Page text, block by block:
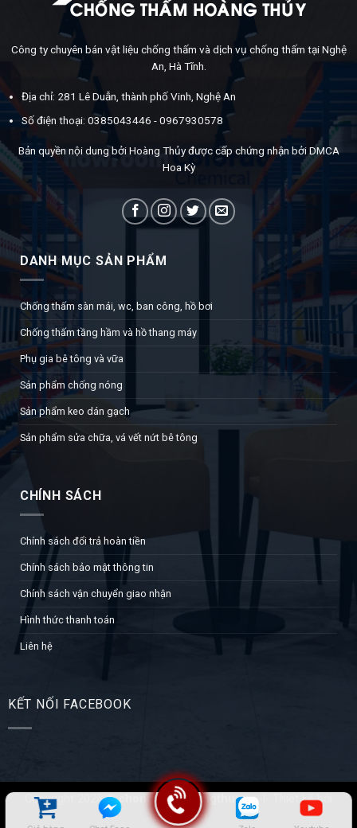
Công ty chuyên bán vật liệu chống thấm và dịch vụ chống thấm tại Nghệ
An, Hà Tĩnh.
Địa chỉ: 281 Lê Duẫn, thành phố Vinh, Nghệ An
Số điện thoại: 0385043446 - 0967930578
Bản quyền nội dung bởi Hoàng Thủy được cấp chứng nhận bởi DMCA
Hoa Kỳ
DANH MỤC SẢN PHẨM
Chống thấm sàn mái, wc, ban công, hồ bơi
Chống thấm tầng hầm và hồ thang máy
Phụ gia bê tông và vữa
Sản phẩm chống nóng
Sản phẩm keo dán gạch
Sản phẩm sửa chữa, vá vết nứt bê tông
CHÍNH SÁCH
Chính sách đổi trả hoàn tiền
Chính sách bảo mật thông tin
Chính sách vận chuyển giao nhận
Hình thức thanh toán
Liên hệ
KẾT NỐI FACEBOOK
Copyright 2026 ©chongthamhoangthuy.vn-|- Thiết kế bởi
itcviet.com